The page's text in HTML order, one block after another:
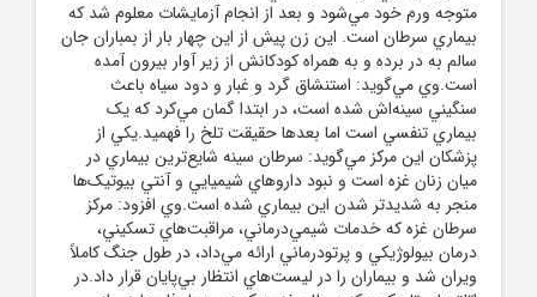
متوجه ورم خود مي‌شود و بعد از انجام آزمايشات معلوم شد که
بيماري سرطان است. اين زن پيش از اين چهار بار از بمباران جان
سالم به در برده و به همراه کودکانش از زير آوار بيرون آمده
است.وي مي‌گويد: استنشاق گرد و غبار و دود سياه باعث
سنگيني سينه‌اش شده است، در ابتدا گمان مي‌کرد که يک
بيماري تنفسي است اما بعد‌ها حقيقت تلخ را فهميد.يکي از
پزشکان اين مرکز مي‌گويد: سرطان سينه شايع‌ترين بيماري در
ميان زنان غزه است و نبود داروهاي شيميايي و آنتي بيوتيک‌ها
منجر به شديدتر شدن اين بيماري شده است.وي افزود: مرکز
سرطان غزه که خدمات شيمي‌درماني، مراقبت‌هاي تسکيني،
درمان بيولوژيکي و پرتودرماني ارائه مي‌داد، در طول جنگ کاملاً
ويران شد و بيماران را در ليست‌هاي انتظار بي‌پايان قرار داد.در